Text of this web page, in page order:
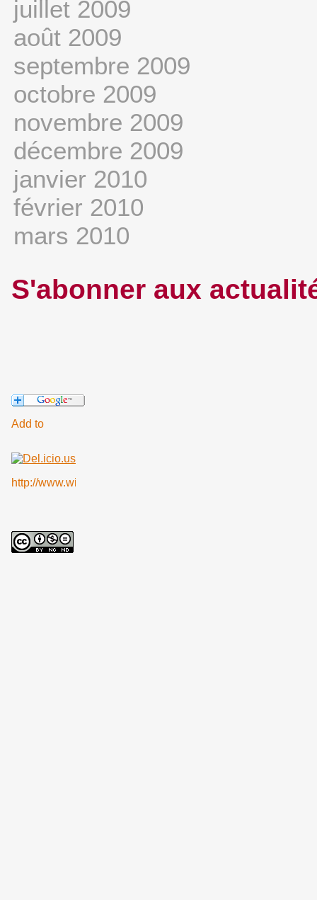
juillet 2009
août 2009
septembre 2009
octobre 2009
novembre 2009
décembre 2009
janvier 2010
février 2010
mars 2010
S'abonner aux